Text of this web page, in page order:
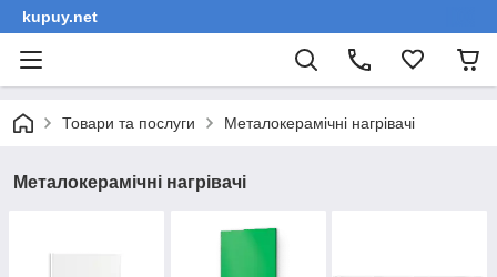
kupuy.net
Товари та послуги Металокерамічні нагрівачі
Металокерамічні нагрівачі